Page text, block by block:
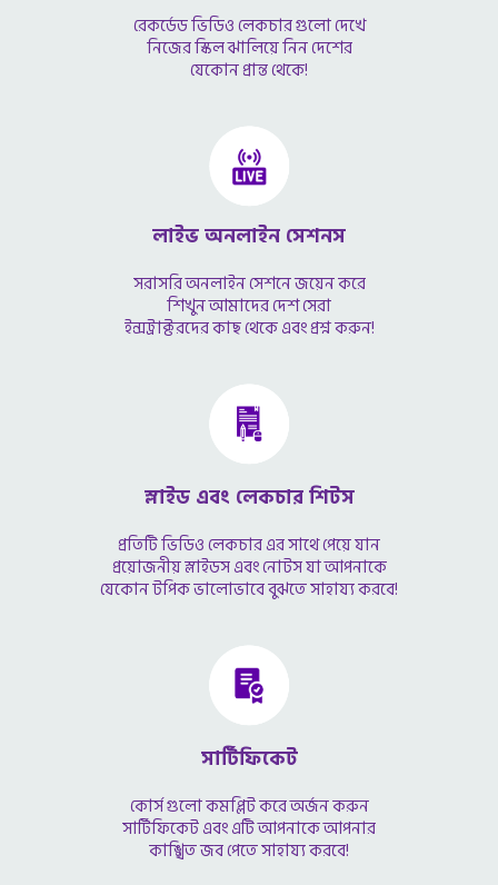
রেকর্ডেড ভিডিও লেকচার গুলো দেখে
নিজের স্কিল ঝালিয়ে নিন দেশের
যেকোন প্রান্ত থেকে!
লাইভ অনলাইন সেশনস
সরাসরি অনলাইন সেশনে জয়েন করে
শিখুন আমাদের দেশ সেরা
ইন্সট্রাক্টরদের কাছ থেকে এবং প্রশ্ন করুন!
স্লাইড এবং লেকচার শিটস
প্রতিটি ভিডিও লেকচার এর সাথে পেয়ে যান
প্রয়োজনীয় স্লাইডস এবং নোটস যা আপনাকে
যেকোন টপিক ভালোভাবে বুঝতে সাহায্য করবে!
সার্টিফিকেট
কোর্স গুলো কমপ্লিট করে অর্জন করুন
সার্টিফিকেট এবং এটি আপনাকে আপনার
কাঙ্খিত জব পেতে সাহায্য করবে!